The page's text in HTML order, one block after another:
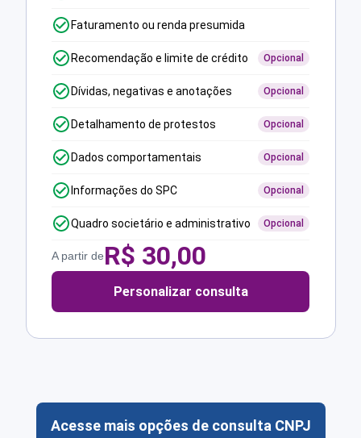
Faturamento ou renda presumida
Recomendação e limite de crédito Opcional
Dívidas, negativas e anotações Opcional
Detalhamento de protestos Opcional
Dados comportamentais Opcional
Informações do SPC Opcional
Quadro societário e administrativo Opcional
A partir deR$ 30,00
Personalizar consulta
Acesse mais opções de consulta CNPJ